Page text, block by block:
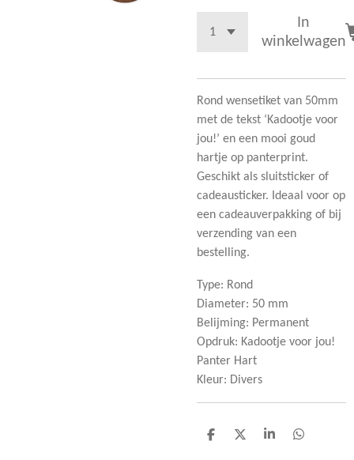
In
winkelwagen
Rond wensetiket van 50mm
met de tekst ‘Kadootje voor
jou!’ en een mooi goud
hartje op panterprint.
Geschikt als sluitsticker of
cadeausticker. Ideaal voor op
een cadeauverpakking of bij
verzending van een
bestelling.
Type: Rond
Diameter: 50 mm
Belijming: Permanent
Opdruk: Kadootje voor jou!
Panter Hart
Kleur: Divers
D
D
S
D